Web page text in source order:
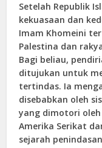
Setelah Republik
kekuasaan dan
Imam Khomeini
Palestina dan
Bagi beliau,
ditujukan untuk
tertindas. Ia
disebabkan oleh
yang dimotori
Amerika Serikat
sejarah